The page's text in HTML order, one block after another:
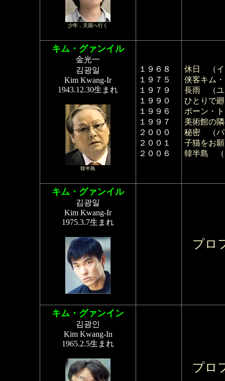
少年，天国へ行く
キム・グァンイル
金光一
김광일
Kim Kwang-Ir
1943.12.30生まれ
韓半島
１９６８
１９７５
１９７９
１９９０
１９９６
１９９７
２０００
２００１
２００６
休日 （
侠客キム
長雨（
ひとりで
ボーン・
美術館の
秘密（
子猫をお
韓半島 （
キム・グァンイル
김광일
Kim Kwang-Ir
1975.3.7生まれ
プロ
キム・グァンイン
김광인
Kim Kwang-In
1965.2.5生まれ
プロ